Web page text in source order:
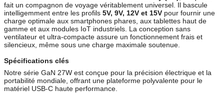
fait un compagnon de voyage véritablement universel. Il bascule
intelligemment entre les profils 5V, 9V, 12V et 15V pour fournir une
charge optimale aux smartphones phares, aux tablettes haut de
gamme et aux modules IoT industriels. La conception sans
ventilateur et ultra-compacte assure un fonctionnement frais et
silencieux, même sous une charge maximale soutenue.
Spécifications clés
Notre série GaN 27W est conçue pour la précision électrique et la
portabilité mondiale, offrant une plateforme polyvalente pour le
matériel USB-C haute performance.